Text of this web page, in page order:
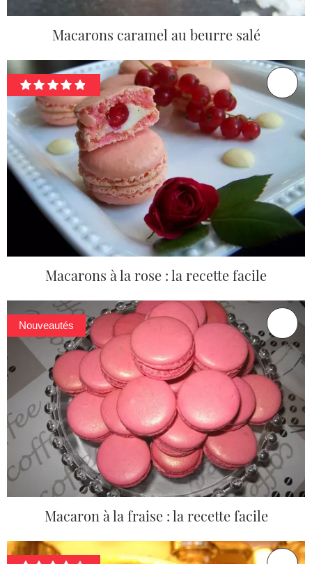
Macarons caramel au beurre salé
Macarons à la rose : la recette facile
Nouveautés
Macaron à la fraise : la recette facile